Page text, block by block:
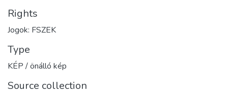
Rights
Jogok: FSZEK
Type
KÉP / önálló kép
Source collection